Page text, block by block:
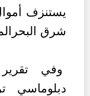
يستنزف
شرق
وفي